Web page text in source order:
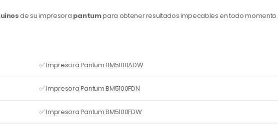
de su impresora pantumpara obtener resultados impecables en todo momento.
✅ Impresora Pantum BM5100ADW
✅ Impresora Pantum BM5100FDN
✅ Impresora Pantum BM5100FDW